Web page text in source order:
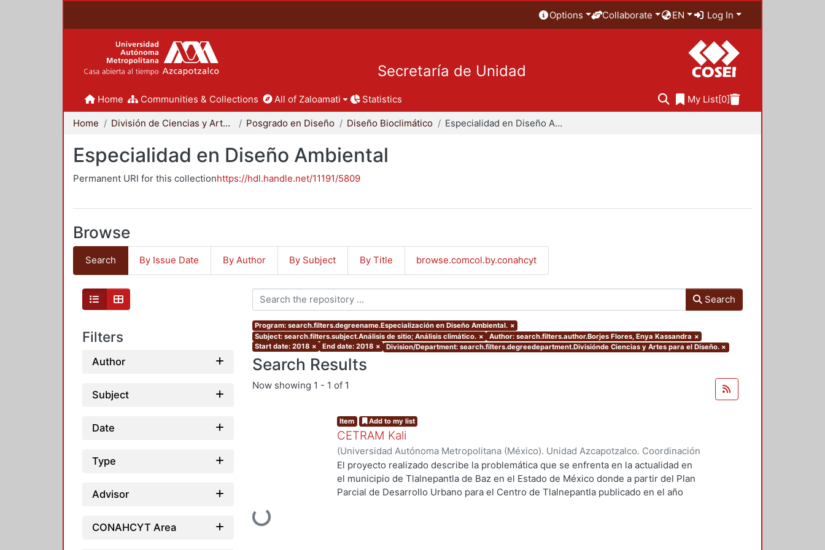
Options Collaborate EN Log In
Secretaría de Unidad
Home Communities & Collections All of Zaloamati Statistics My List[0]
Home División de Ciencias y Artes para el Diseño Posgrado en Diseño Diseño Bioclimático Especialidad en Diseño Ambiental
Especialidad en Diseño Ambiental
Permanent URI for this collectionhttps://hdl.handle.net/11191/5809
Browse
Search By Issue Date By Author By Subject By Title browse.comcol.by.conahcyt
Filters
Author
Subject
Date
Type
Advisor
CONAHCYT Area
Search
Program: search.filters.degreename.Especialización en Diseño Ambiental. ×
Subject: search.filters.subject.Análisis de sitio; Análisis climático. × Author: search.filters.author.Borjes Flores, Enya Kassandra ×
Start date: 2018 × End date: 2018 × Division/Department: search.filters.degreedepartment.Divisiónde Ciencias y Artes para el Diseño. ×
Search Results
Now showing 1 - 1 of 1
Loading...
Item Add to my list
CETRAM Kali
(Universidad Autónoma Metropolitana (México). Unidad Azcapotzalco. Coordinación
de Servicios de Información.,2018-09)Borjes Flores, Enya Kassandra;Díaz
Domínguez, Luis Enrique
El proyecto realizado describe la problemática que se enfrenta en la actualidad en
el municipio de Tlalnepantla de Baz en el Estado de México donde a partir del Plan
Parcial de Desarrollo Urbano para el Centro de Tlalnepantla publicado en el año